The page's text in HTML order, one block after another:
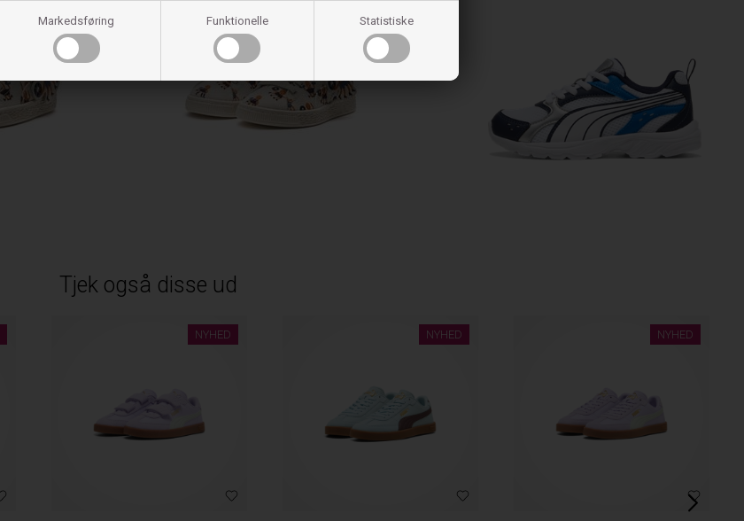
Markedsføring Funktionelle Statistiske
Tjek også disse ud
NYHED NYHED NYHED